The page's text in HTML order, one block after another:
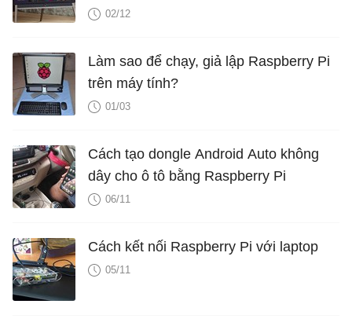
02/12
Làm sao để chạy, giả lập Raspberry Pi
trên máy tính?
01/03
Cách tạo dongle Android Auto không
dây cho ô tô bằng Raspberry Pi
06/11
Cách kết nối Raspberry Pi với laptop
05/11